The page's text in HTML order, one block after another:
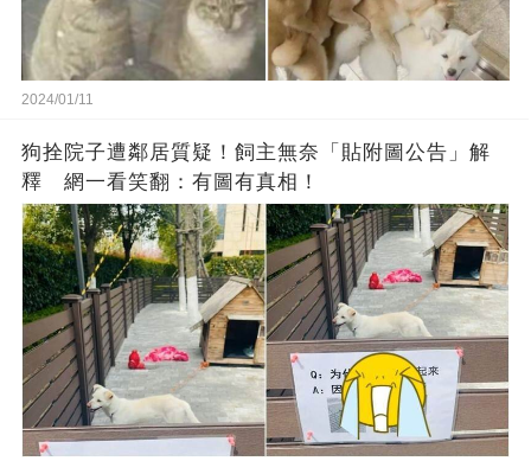
2024/01/11
狗拴院子遭鄰居質疑！飼主無奈「貼附圖公告」解
釋 網一看笑翻：有圖有真相！